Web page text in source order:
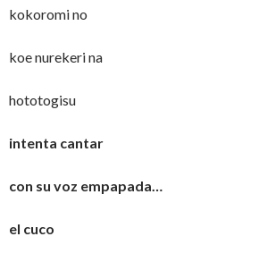
kokoromi no
koe nurekeri na
hototogisu
intenta cantar
con su voz empapada…
el cuco